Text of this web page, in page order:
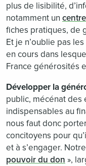
plus de lisibilité,
notamment un
fiches pratiques, de
Et je n’oublie pas les
en cours dans
France générosités
Développer la
public, mécénat des
indispensables au
nous faut donc
concitoyens pour
et à s’engager.
pouvoir du don »,